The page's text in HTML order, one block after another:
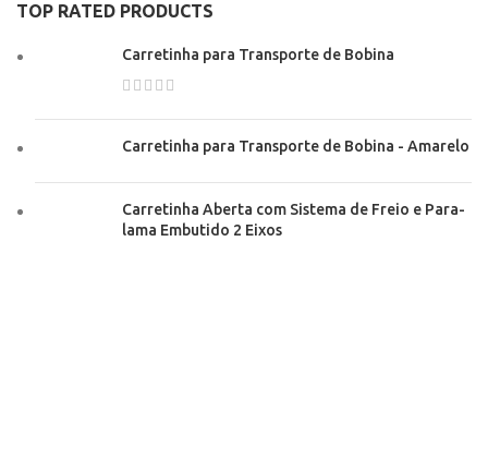
TOP RATED PRODUCTS
Carretinha para Transporte de Bobina
Carretinha para Transporte de Bobina - Amarelo
Carretinha Aberta com Sistema de Freio e Para-
lama Embutido 2 Eixos